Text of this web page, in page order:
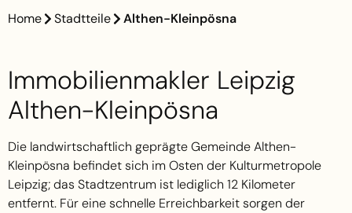
Home Stadtteile Althen-Kleinpösna
Immobilienmakler Leipzig
Althen-Kleinpösna
Die landwirtschaftlich geprägte Gemeinde Althen-
Kleinpösna befindet sich im Osten der Kulturmetropole
Leipzig; das Stadtzentrum ist lediglich 12 Kilometer
entfernt. Für eine schnelle Erreichbarkeit sorgen der